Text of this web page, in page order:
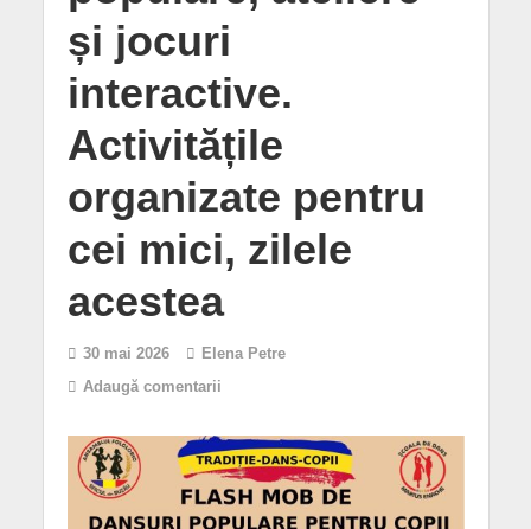
și jocuri
interactive.
Activitățile
organizate pentru
cei mici, zilele
acestea
30 mai 2026
Elena Petre
Adaugă comentarii